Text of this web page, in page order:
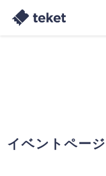
イベントペー